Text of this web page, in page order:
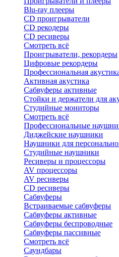
Blu-ray плееры
CD проигрыватели
CD рекодеры
CD ресиверы
Смотреть всё
Проигрыватели, рекордеры
Цифровые рекордеры
Профессиональная
Активная акустика
Сабвуферы активные
Стойки и держатели для
Студийные мониторы
Смотреть всё
Профессиональные
Диджейские наушники
Наушники для
Студийные наушники
Ресиверы и процессоры
AV процессоры
AV ресиверы
CD ресиверы
Сабвуферы
Встраиваемые сабвуферы
Сабвуферы активные
Сабвуферы беспроводные
Сабвуферы пассивные
Смотреть всё
Саундбары